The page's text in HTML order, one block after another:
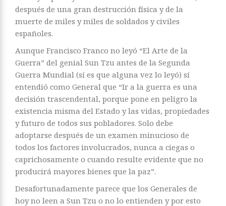
después de una gran destrucción física y de la
muerte de miles y miles de soldados y civiles
españoles.
Aunque Francisco Franco no leyó “El Arte de la
Guerra” del genial Sun Tzu antes de la Segunda
Guerra Mundial (sí es que alguna vez lo leyó) sí
entendió como General que “Ir a la guerra es una
decisión trascendental, porque pone en peligro la
existencia misma del Estado y las vidas, propiedades
y futuro de todos sus pobladores. Solo debe
adoptarse después de un examen minucioso de
todos los factores involucrados, nunca a ciegas o
caprichosamente o cuando resulte evidente que no
producirá mayores bienes que la paz”.
Desafortunadamente parece que los Generales de
hoy no leen a Sun Tzu o no lo entienden y por esto